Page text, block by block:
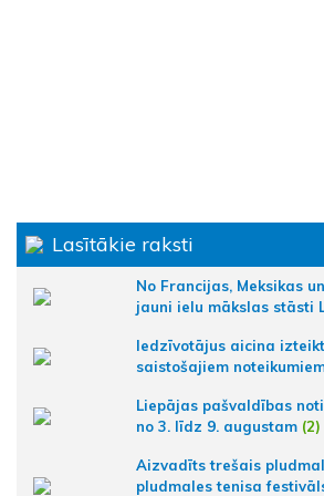
Lasītākie raksti
No Francijas, Meksikas
jauni ielu mākslas stāsti
Iedzīvotājus aicina
saistošajiem
Liepājas pašvaldības
no 3. līdz 9. augustam (2)
Aizvadīts trešais
pludmales tenisa